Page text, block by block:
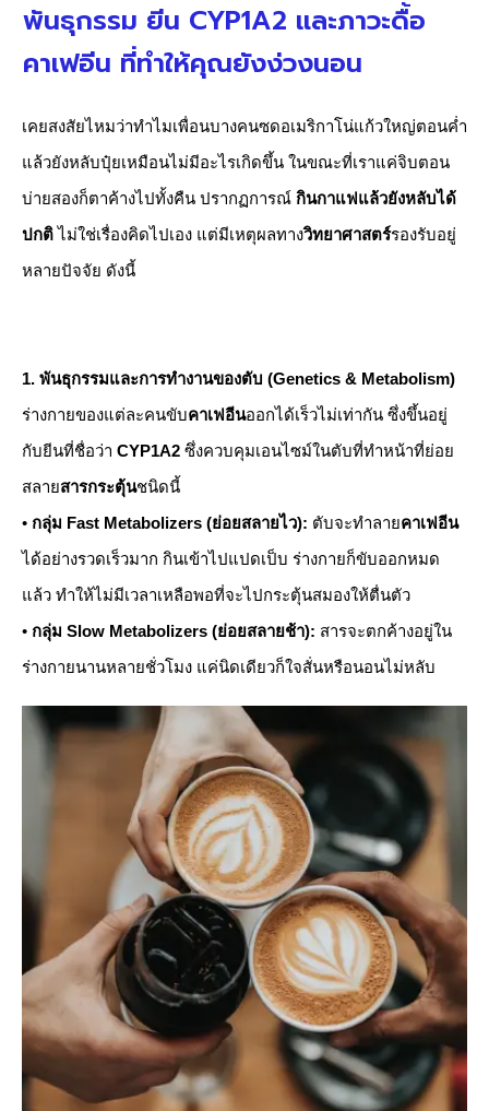
พันธุกรรม ยีน CYP1A2 และภาวะดื้อ
คาเฟอีน ที่ทำให้คุณยังง่วงนอน
เคยสงสัยไหมว่าทำไมเพื่อนบางคนซดอเมริกาโน่แก้วใหญ่ตอนค่ำ
แล้วยังหลับปุ๋ยเหมือนไม่มีอะไรเกิดขึ้น ในขณะที่เราแค่จิบตอน
บ่ายสองก็ตาค้างไปทั้งคืน ปรากฏการณ์ กินกาแฟแล้วยังหลับได้
ปกติไม่ใช่เรื่องคิดไปเอง แต่มีเหตุผลทางวิทยาศาสตร์รองรับอยู่
หลายปัจจัย ดังนี้
​1. พันธุกรรมและการทำงานของตับ (Genetics & Metabolism)
​ร่างกายของแต่ละคนขับคาเฟอีนออกได้เร็วไม่เท่ากัน ซึ่งขึ้นอยู่
กับยีนที่ชื่อว่า CYP1A2 ซึ่งควบคุมเอนไซม์ในตับที่ทำหน้าที่ย่อย
สลายสารกระตุ้นชนิดนี้
• ​ กลุ่ม Fast Metabolizers (ย่อยสลายไว): ตับจะทำลายคาเฟอีน
ได้อย่างรวดเร็วมาก กินเข้าไปแปดเป็บ ร่างกายก็ขับออกหมด
แล้ว ทำให้ไม่มีเวลาเหลือพอที่จะไปกระตุ้นสมองให้ตื่นตัว
• ​ กลุ่ม Slow Metabolizers (ย่อยสลายช้า): สารจะตกค้างอยู่ใน
ร่างกายนานหลายชั่วโมง แค่นิดเดียวก็ใจสั่นหรือนอนไม่หลับ